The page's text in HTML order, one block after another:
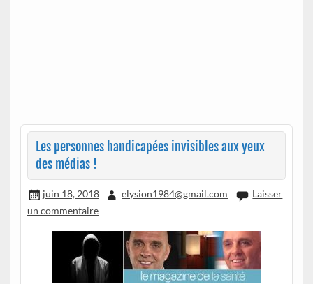
Les personnes handicapées invisibles aux yeux
des médias !
juin 18, 2018 elysion1984@gmail.com
Laisser
un commentaire